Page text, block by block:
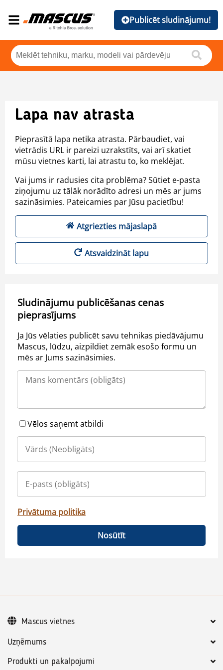
Publicēt sludinājumu!
Lapa nav atrasta
Pieprasītā lapa netika atrasta. Pārbaudiet, vai
vietrādis URL ir pareizi uzrakstīts, vai arī skatiet
mūsu vietnes karti, lai atrastu to, ko meklējat.
Vai jums ir radusies cita problēma? Sūtiet e-pasta
ziņojumu uz tālāk norādīto adresi un mēs ar jums
sazināsimies. Pateicamies par Jūsu pacietību!
Atgriezties mājaslapā
Atsvaidzināt lapu
Sludinājumu publicēšanas cenas
pieprasījums
Ja Jūs vēlaties publicēt savu tehnikas piedāvājumu
Mascus, lūdzu, aizpildiet zemāk esošo formu un
mēs ar Jums sazināsimies.
Vēlos saņemt atbildi
Privātuma politika
Nosūtīt
Uzņēmums
Produkti un pakalpojumi
Mascus vietnes